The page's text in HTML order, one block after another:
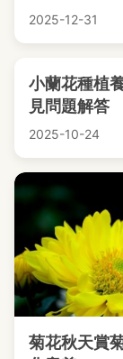
2025-12-31
小蘭花種植
見問題解答
2025-10-24
菊花秋天賞